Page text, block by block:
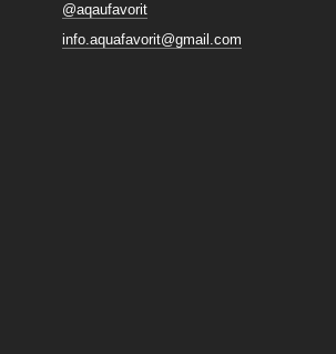
@aqaufavorit
info.aquafavorit@gmail.com